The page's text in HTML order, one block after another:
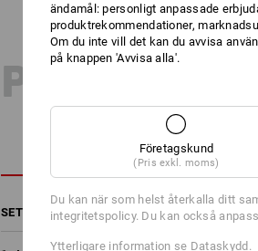
SET BESTÅENDE AV:
ändamål: personligt anpassade
produktrekommendationer,
Om du inte vill det kan du avvisa
på knappen 'Avvisa alla'.
Företagskund
(Pris exkl. moms)
Du kan när som helst återkalla ditt
integritetspolicy. Du kan också
Ytterligare information se Dataskydd.